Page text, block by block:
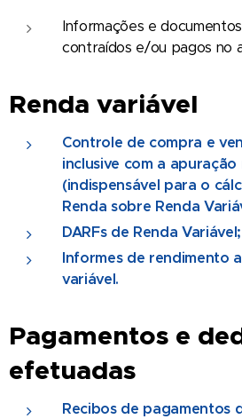
Informações e
contraídos e/ou pagos no
Renda variável
Controle de compra e
inclusive com a
(indispensável para o
Renda sobre Renda
DARFs de Renda Variável;
Informes de rendimento
variável.
Pagamentos e
efetuadas
Recibos de pagamentos